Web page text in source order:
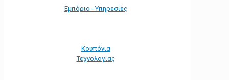
Εμπόριο - Υπηρεσίες
Κουπόνια
Τεχνολογίας